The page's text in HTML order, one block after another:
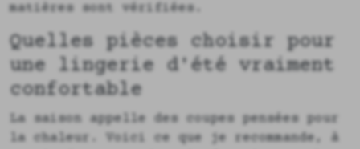
matières sont vérifiées.
Quelles pièces choisir pour
une lingerie d'été vraiment
confortable
La saison appelle des coupes pensées pour
la chaleur. Voici ce que je recommande, à